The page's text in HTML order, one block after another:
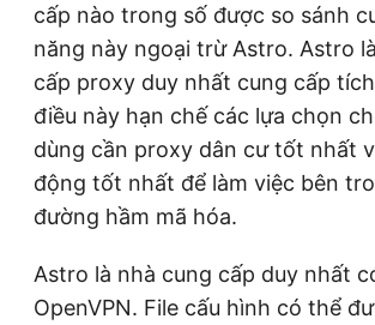
cấp nào trong số được so sánh
năng này ngoại trừ Astro. Astro
cấp proxy duy nhất cung cấp
điều này hạn chế các lựa chọn
dùng cần proxy dân cư tốt nhất
động tốt nhất để làm việc bên
đường hầm mã hóa.
Astro là nhà cung cấp duy nhất
OpenVPN. File cấu hình có thể